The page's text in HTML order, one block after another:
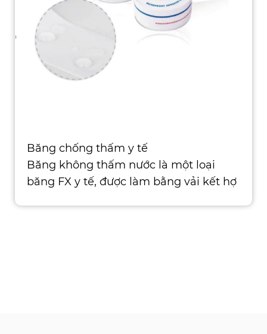
Băng chống thấm y tế
Băng không thấm nước là một loại
băng FX y tế, được làm bằng vải kết hợ